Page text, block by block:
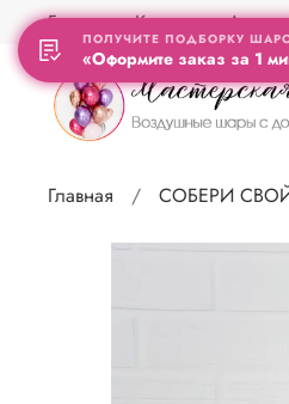
Главная Контакты Акции
Главная СОБЕРИ
ПОЛУЧИТЕ ПОДБОРКУ
«Оформите заказ за 1